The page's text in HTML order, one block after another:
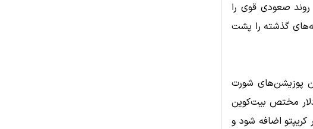
صعودی قوی را
گذشته را پشت
لیکوئید شدن پوزیشن‌های شورت
شد که از این میزان، ۲۲۳ میلیون دلار مختص بیت‌کوین
ارزش کل بازار کریپتو اضافه شود و